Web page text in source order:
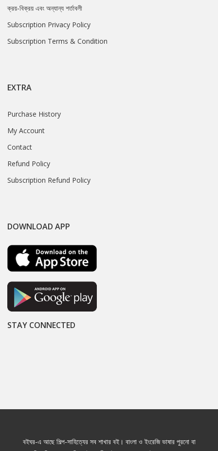
ক্রয়-বিক্রয় এবং অন্যান্য শর্তাবলী
Subscription Privacy Policy
Subscription Terms & Condition
EXTRA
Purchase History
My Account
Contact
Refund Policy
Subscription Refund Policy
DOWNLOAD APP
STAY CONNECTED
বইঘর-এ আছে শিল্প-সাহিত্যের সব শাখার বই। বাংলা ও ইংরেজি ভাষার পুরনো বা